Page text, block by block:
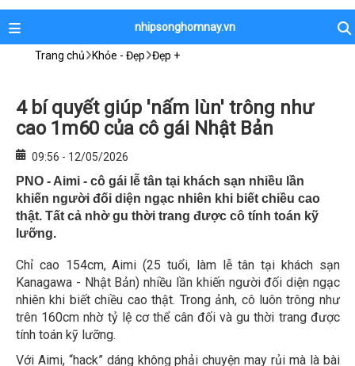
nhipsonghomnay.vn
Trang chủ Khỏe - Đẹp Đẹp +
4 bí quyết giúp 'nấm lùn' trông như
cao 1m60 của cô gái Nhật Bản
09:56 - 12/05/2026
PNO - Aimi - cô gái lễ tân tại khách sạn nhiều lần
khiến người đối diện ngạc nhiên khi biết chiều cao
thật. Tất cả nhờ gu thời trang được cô tính toán kỹ
lưỡng.
Chỉ cao 154cm, Aimi (25 tuổi, làm lễ tân tại khách sạn
Kanagawa - Nhật Bản) nhiều lần khiến người đối diện ngạc
nhiên khi biết chiều cao thật. Trong ảnh, cô luôn trông như
trên 160cm nhờ tỷ lệ cơ thể cân đối và gu thời trang được
tính toán kỹ lưỡng.
Với Aimi, “hack” dáng không phải chuyện may rủi mà là bài